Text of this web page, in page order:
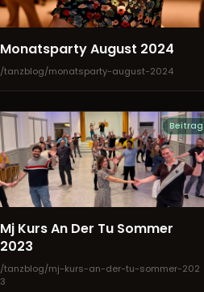
Monatsparty August 2024
/tanzblog/monatsparty-august-2024
Beitrag
Mj Kurs An Der Tu Sommer
2023
/tanzblog/mj-kurs-an-der-tu-sommer-202
3